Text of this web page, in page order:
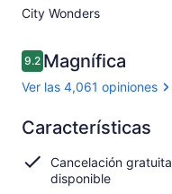
City Wonders​
Opiniones
9.29.2 de 10,
Magnífica
Ver las 4,061 opiniones
9.29.2 de 10
Magnífica
Ver
4,061
opiniones
Características
Cancelación gratuita
disponible